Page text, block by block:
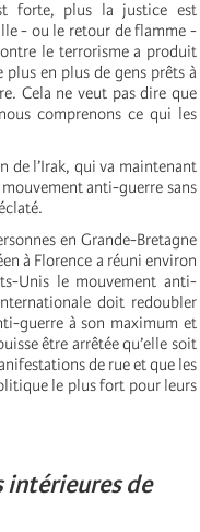
forte, plus la justice est
- ou le retour de flamme -
le terrorisme a produit
en plus de gens prêts à
Cela ne veut pas dire que
comprenons ce qui les
de l’Irak, qui va maintenant
anti-guerre sans
en Grande-Bretagne
à Florence a réuni environ
Unis le mouvement anti-
doit redoubler
guerre à son maximum et
être arrêtée qu’elle soit
de rue et que les
le plus fort pour leurs
de